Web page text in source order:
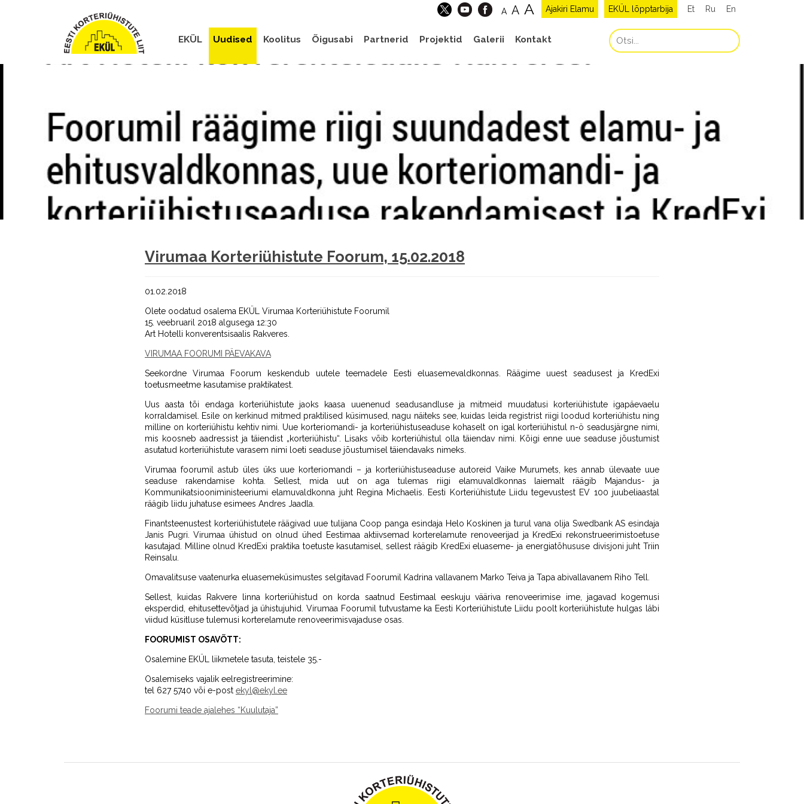
Et Ru En
EKÜL lõpptarbija
Ajakiri Elamu
A A A
EKÜL Uudised Koolitus Õigusabi Partnerid Projektid Galerii Kontakt
Virumaa Korteriühistute Foorum, 15.02.2018
01.02.2018
Olete oodatud osalema EKÜL Virumaa Korteriühistute Foorumil
15. veebruaril 2018 algusega 12:30
Art Hotelli konverentsisaalis Rakveres.
VIRUMAA FOORUMI PÄEVAKAVA
Seekordne Virumaa Foorum keskendub uutele teemadele Eesti eluasemevaldkonnas. Räägime uuest seadusest ja KredExi
toetusmeetme kasutamise praktikatest.
Uus aasta tõi endaga korteriühistute jaoks kaasa uuenenud seadusandluse ja mitmeid muudatusi korteriühistute igapäevaelu
korraldamisel. Esile on kerkinud mitmed praktilised küsimused, nagu näiteks see, kuidas leida registrist riigi loodud korteriühistu ning
milline on korteriühistu kehtiv nimi. Uue korteriomandi- ja korteriühistuseaduse kohaselt on igal korteriühistul n-ö seadusjärgne nimi,
mis koosneb aadressist ja täiendist „korteriühistu“. Lisaks võib korteriühistul olla täiendav nimi. Kõigi enne uue seaduse jõustumist
asutatud korteriühistute varasem nimi loeti seaduse jõustumisel täiendavaks nimeks.
Virumaa foorumil astub üles üks uue korteriomandi – ja korteriühistuseaduse autoreid Vaike Murumets, kes annab ülevaate uue
seaduse rakendamise kohta. Sellest, mida uut on aga tulemas riigi elamuvaldkonnas laiemalt räägib Majandus- ja
Kommunikatsiooniministeeriumi elamuvaldkonna juht Regina Michaelis. Eesti Korteriühistute Liidu tegevustest EV 100 juubeliaastal
räägib liidu juhatuse esimees Andres Jaadla.
Finantsteenustest korteriühistutele räägivad uue tulijana Coop panga esindaja Helo Koskinen ja turul vana olija Swedbank AS esindaja
Janis Pugri. Virumaa ühistud on olnud ühed Eestimaa aktiivsemad korterelamute renoveerijad ja KredExi rekonstrueerimistoetuse
kasutajad. Milline olnud KredExi praktika toetuste kasutamisel, sellest räägib KredExi eluaseme- ja energiatõhususe divisjoni juht Triin
Reinsalu.
Omavalitsuse vaatenurka eluasemeküsimustes selgitavad Foorumil Kadrina vallavanem Marko Teiva ja Tapa abivallavanem Riho Tell.
Sellest, kuidas Rakvere linna korteriühistud on korda saatnud Eestimaal eeskuju vääriva renoveerimise ime, jagavad kogemusi
eksperdid, ehitusettevõtjad ja ühistujuhid. Virumaa Foorumil tutvustame ka Eesti Korteriühistute Liidu poolt korteriühistute hulgas läbi
viidud küsitluse tulemusi korterelamute renoveerimisvajaduse osas.
FOORUMIST OSAVÕTT:
Osalemine EKÜL liikmetele tasuta, teistele 35.-
Osalemiseks vajalik eelregistreerimine:
tel 627 5740 või e-post ekyl@ekyl.ee
Foorumi teade ajalehes “Kuulutaja”